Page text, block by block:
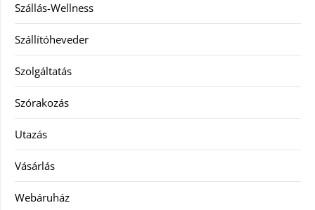
Szállás-Wellness
Szállítóheveder
Szolgáltatás
Szórakozás
Utazás
Vásárlás
Webáruház